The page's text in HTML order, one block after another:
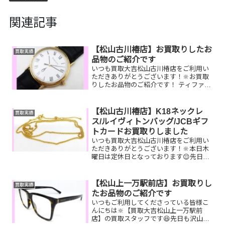
関連記事
買取実績
【松山古川椿店】お買取りしたお
品物のご紹介です
いつも買取大吉松山古川椿店をご利用い
ただきありがとうございます！🔆お買取
りしたお品物のご紹介です！ ティファニ
か？そのお品物ぜひ！買取大吉松山古川
椿店にお査定させてくださ...
買取実績
【松山古川椿店】K18ネックレ
ス/ルイヴィトンバッグ/JCBギフ
トカードお買取りしました
いつも買取大吉松山古川椿店をご利用い
ただきありがとうございます！🔆本日木
曜日は定休日となっております😌先日お
ル/JCBギフトカードお家で眠っているお
品物はございません...
買取実績
【松山上一万駅前店】お買取りし
たお品物のご紹介です
いつもご利用してくださっている皆様こ
んにちは🔆【買取大吉松山上一万駅前
店】の買取スタッフです😆先日も沢山の